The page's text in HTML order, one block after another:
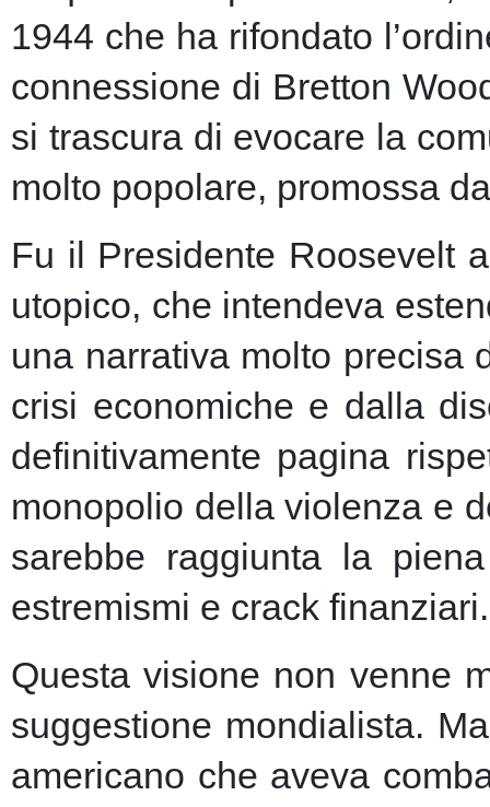
1944 che ha rifondato
connessione di Bretton
si trascura di evocare la
molto popolare, promossa
Fu il Presidente Roosevelt
utopico, che intendeva
una narrativa molto precisa
crisi economiche e dalla
definitivamente pagina
monopolio della violenza e
sarebbe raggiunta la
estremismi e crack finanziari.
Questa visione non venne
suggestione mondialista.
americano che aveva